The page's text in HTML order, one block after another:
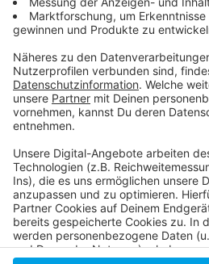
40221 Düsseldorf
info@musikschule-subito.de
Anzeige
Anzeige